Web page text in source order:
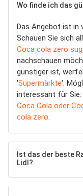
Wo finde ich das
Das Angebot ist in
Schauen Sie sich
Coca cola zero
nachschauen
günstiger ist,
'Supermärkte'.
interessant für Sie:
Coca Cola oder
cola zero.
Ist das der beste
Lidl?